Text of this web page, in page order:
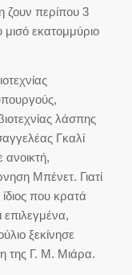
ζουν περίπου 3
μισό εκατομμύριο
λάσπης
Γκαλί
Μπένετ. Γιατί
που κρατά
επιλεγμένα,
ξεκίνησε
της Γ. Μ. Μιάρα.